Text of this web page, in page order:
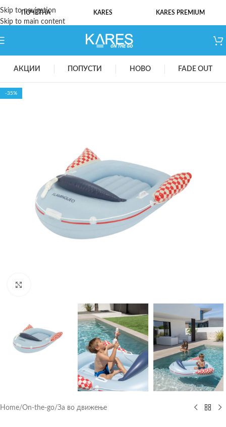
Skip to navigation
Skip to main content
ПОЧЕТНА KARES KARES PREMIUM
АКЦИИ ПОПУСТИ НОВО FADE OUT
-35%
Home/On-the-go/За во движење